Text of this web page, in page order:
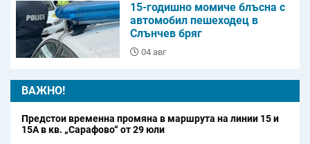
15-годишно момиче блъсна с
автомобил пешеходец в
Слънчев бряг
04 авг
ВАЖНО!
Предстои временна промяна в маршрута на линии 15 и
15А в кв. „Сарафово“ от 29 юли